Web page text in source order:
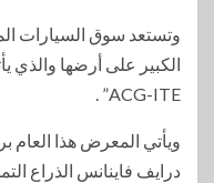
وتستعد سوق السيارات
ACG-ITE” .
ويأتي المعرض هذا
درايف فاينانس الذراع